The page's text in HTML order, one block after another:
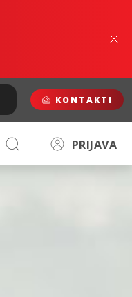
KONTAKTI
PRIJAVA